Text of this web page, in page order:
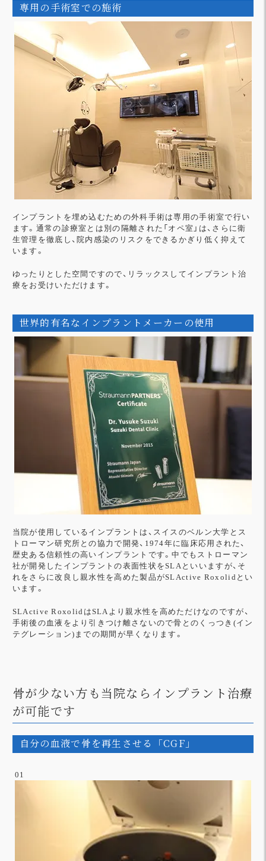
専用の手術室での施術
インプラントを埋め込むための外科手術は専用の手術室で行い
ます。通常の診療室とは別の隔離された「オペ室」は、さらに衛
生管理を徹底し、院内感染のリスクをできるかぎり低く抑えて
います。
ゆったりとした空間ですので、リラックスしてインプラント治
療をお受けいただけます。
世界的有名なインプラントメーカーの使用
当院が使用しているインプラントは、スイスのベルン大学とス
トローマン研究所との協力で開発、1974年に臨床応用された、
歴史ある信頼性の高いインプラントです。中でもストローマン
社が開発したインプラントの表面性状をSLAといいますが、そ
れをさらに改良し親水性を高めた製品がSLActive Roxolidとい
います。
SLActive RoxolidはSLAより親水性を高めただけなのですが、
手術後の血液をより引きつけ離さないので骨とのくっつき(イン
テグレーション)までの期間が早くなります。
骨が少ない方も当院ならインプラント治療
が可能です
自分の血液で骨を再生させる「CGF」
01